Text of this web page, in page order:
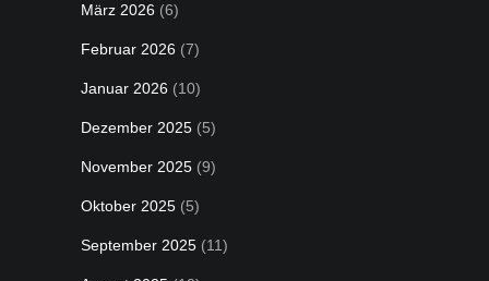
März 2026 (6)
Februar 2026 (7)
Januar 2026 (10)
Dezember 2025 (5)
November 2025 (9)
Oktober 2025 (5)
September 2025 (11)